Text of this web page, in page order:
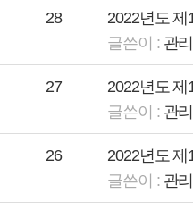
28
2022년도 제
관
27
2022년도 제
관
26
2022년도 제
관